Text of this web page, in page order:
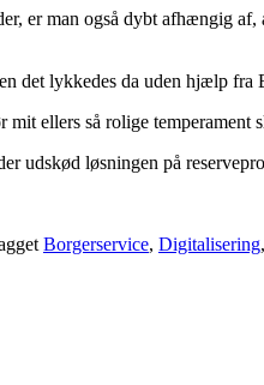
er man også dybt afhængig
lykkedes da uden hjælp fra
ellers så rolige temperament
udskød løsningen på
Borgerservice, Digitalisering,